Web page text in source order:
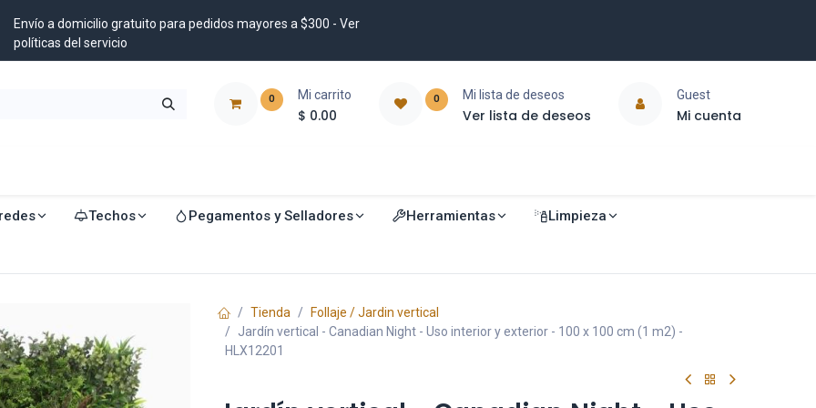
Envío a domicilio gratuito para pedidos mayores a $300 - Ver
políticas del servicio
0 Mi carrito
$ 0.00
0 Mi lista de deseos
Ver lista de deseos
Guest
Mi cuenta
Techos Pegamentos y Selladores Herramientas Limpieza
Tienda
Follaje / Jardin vertical
Jardín vertical - Canadian Night - Uso interior y exterior - 100 x 100 cm (1 m2) -
HLX12201